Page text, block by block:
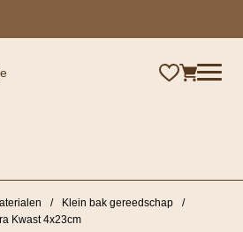
/ Klein bak gereedschap
/
Kwast 4x23cm